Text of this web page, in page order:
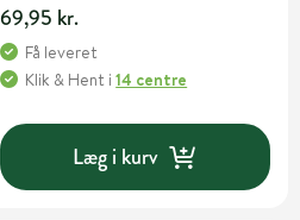
69,95 kr.
Få leveret
Klik & Hent i14 centre
Læg i kurv